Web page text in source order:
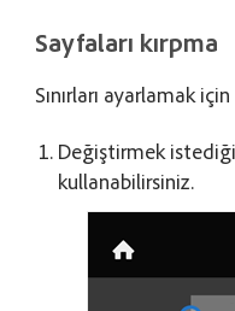
Sayfaları kırpma
Sınırları ayarlamak
Değiştirmek
kullanabilirsiniz.